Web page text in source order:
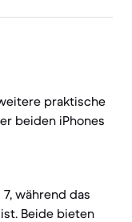
praktische
beiden iPhones
während das
Beide bieten